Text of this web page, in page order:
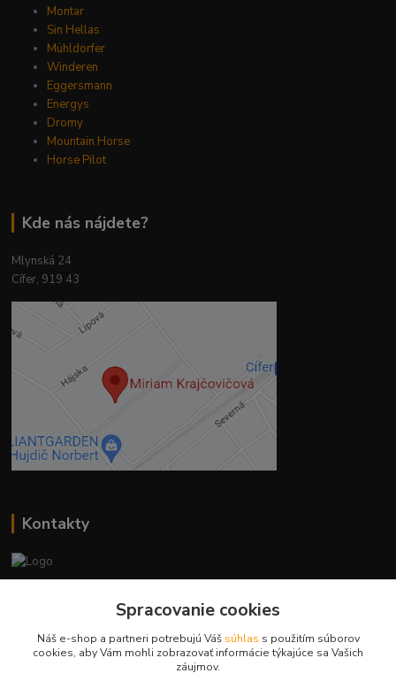
Montar
Sin Hellas
Mühldorfer
Winderen
Eggersmann
Energys
Dromy
Mountain Horse
Horse Pilot
Kde nás nájdete?
Mlynská 24
Cífer, 919 43
Kontakty
+421 944 394 715
info@krmivamirima.sk
Spracovanie cookies
Náš e-shop a partneri potrebujú Váš súhlas s použitím súborov
cookies, aby Vám mohli zobrazovať informácie týkajúce sa Vašich
záujmov.